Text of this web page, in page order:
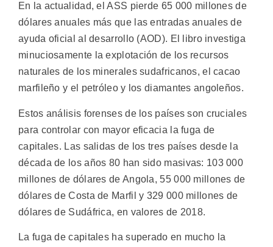
En la actualidad, el ASS pierde 65 000 millones de
dólares anuales más que las entradas anuales de
ayuda oficial al desarrollo (AOD). El libro investiga
minuciosamente la explotación de los recursos
naturales de los minerales sudafricanos, el cacao
marfileño y el petróleo y los diamantes angoleños.
Estos análisis forenses de los países son cruciales
para controlar con mayor eficacia la fuga de
capitales. Las salidas de los tres países desde la
década de los años 80 han sido masivas: 103 000
millones de dólares de Angola, 55 000 millones de
dólares de Costa de Marfil y 329 000 millones de
dólares de Sudáfrica, en valores de 2018.
La fuga de capitales ha superado en mucho la